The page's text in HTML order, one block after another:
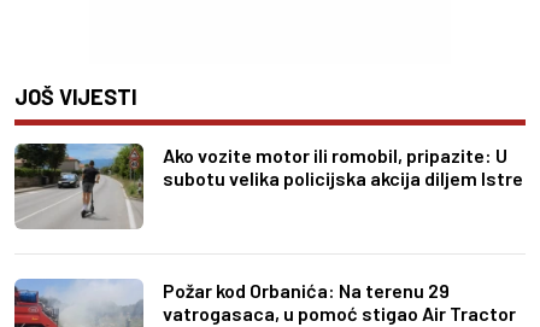
JOŠ VIJESTI
Ako vozite motor ili romobil, pripazite: U
subotu velika policijska akcija diljem Istre
Požar kod Orbanića: Na terenu 29
vatrogasaca, u pomoć stigao Air Tractor